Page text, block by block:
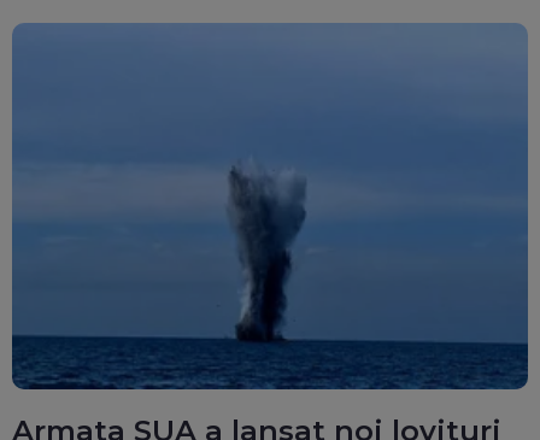
Armata SUA a lansat noi lovituri